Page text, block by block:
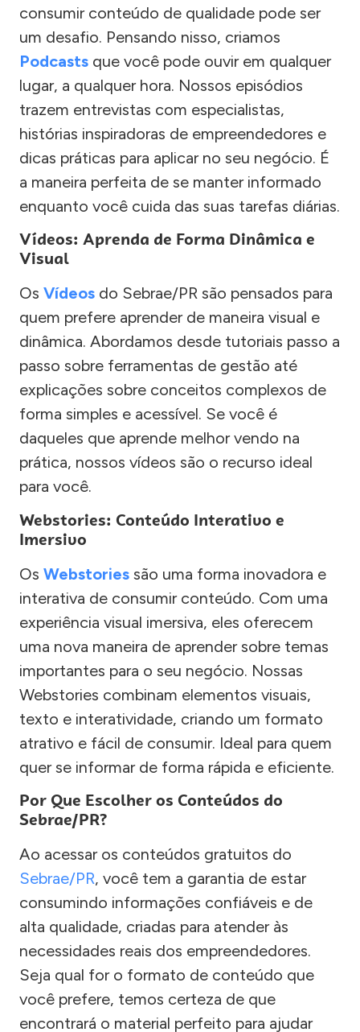
consumir conteúdo de qualidade pode ser
um desafio. Pensando nisso, criamos
Podcasts que você pode ouvir em qualquer
lugar, a qualquer hora. Nossos episódios
trazem entrevistas com especialistas,
histórias inspiradoras de empreendedores e
dicas práticas para aplicar no seu negócio. É
a maneira perfeita de se manter informado
enquanto você cuida das suas tarefas diárias.
Vídeos: Aprenda de Forma Dinâmica e
Visual
Os Vídeos do Sebrae/PR são pensados para
quem prefere aprender de maneira visual e
dinâmica. Abordamos desde tutoriais passo a
passo sobre ferramentas de gestão até
explicações sobre conceitos complexos de
forma simples e acessível. Se você é
daqueles que aprende melhor vendo na
prática, nossos vídeos são o recurso ideal
para você.
Webstories: Conteúdo Interativo e
Imersivo
Os Webstories são uma forma inovadora e
interativa de consumir conteúdo. Com uma
experiência visual imersiva, eles oferecem
uma nova maneira de aprender sobre temas
importantes para o seu negócio. Nossas
Webstories combinam elementos visuais,
texto e interatividade, criando um formato
atrativo e fácil de consumir. Ideal para quem
quer se informar de forma rápida e eficiente.
Por Que Escolher os Conteúdos do
Sebrae/PR?
Ao acessar os conteúdos gratuitos do
Sebrae/PR, você tem a garantia de estar
consumindo informações confiáveis e de
alta qualidade, criadas para atender às
necessidades reais dos empreendedores.
Seja qual for o formato de conteúdo que
você prefere, temos certeza de que
encontrará o material perfeito para ajudar